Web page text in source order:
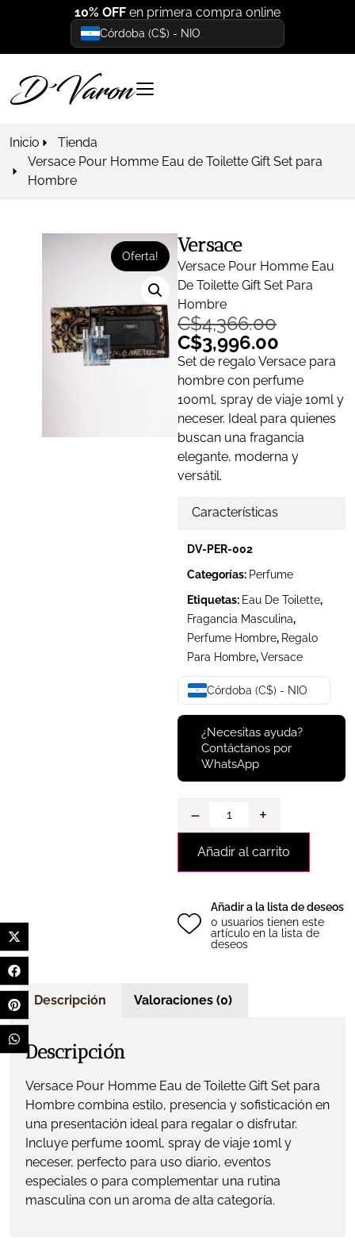
10% OFF en primera compra online
Córdoba (C$) - NIO
Inicio
Tienda
Versace Pour Homme Eau de Toilette Gift Set para
Hombre
Oferta! Versace
Versace Pour Homme Eau
De Toilette Gift Set Para
Hombre
C$4,366.00
C$3,996.00
Set de regalo Versace para
hombre con perfume
100ml, spray de viaje 10ml y
neceser. Ideal para quienes
buscan una fragancia
elegante, moderna y
versátil.
Características
DV-PER-002
Categorías: Perfume
Etiquetas: Eau De Toilette,
Fragancia Masculina,
Perfume Hombre, Regalo
Para Hombre,Versace
Córdoba (C$) - NIO
¿Necesitas ayuda?
Contáctanos por
WhatsApp
− +
Añadir al carrito
Añadir a la lista de deseos
0 usuarios tienen este
artículo en la lista de
deseos
Descripción Valoraciones (0)
Descripción
Versace Pour Homme Eau de Toilette Gift Set para
Hombre combina estilo, presencia y sofisticación en
una presentación ideal para regalar o disfrutar.
Incluye perfume 100ml, spray de viaje 10ml y
neceser, perfecto para uso diario, eventos
especiales o para complementar una rutina
masculina con un aroma de alta categoría.